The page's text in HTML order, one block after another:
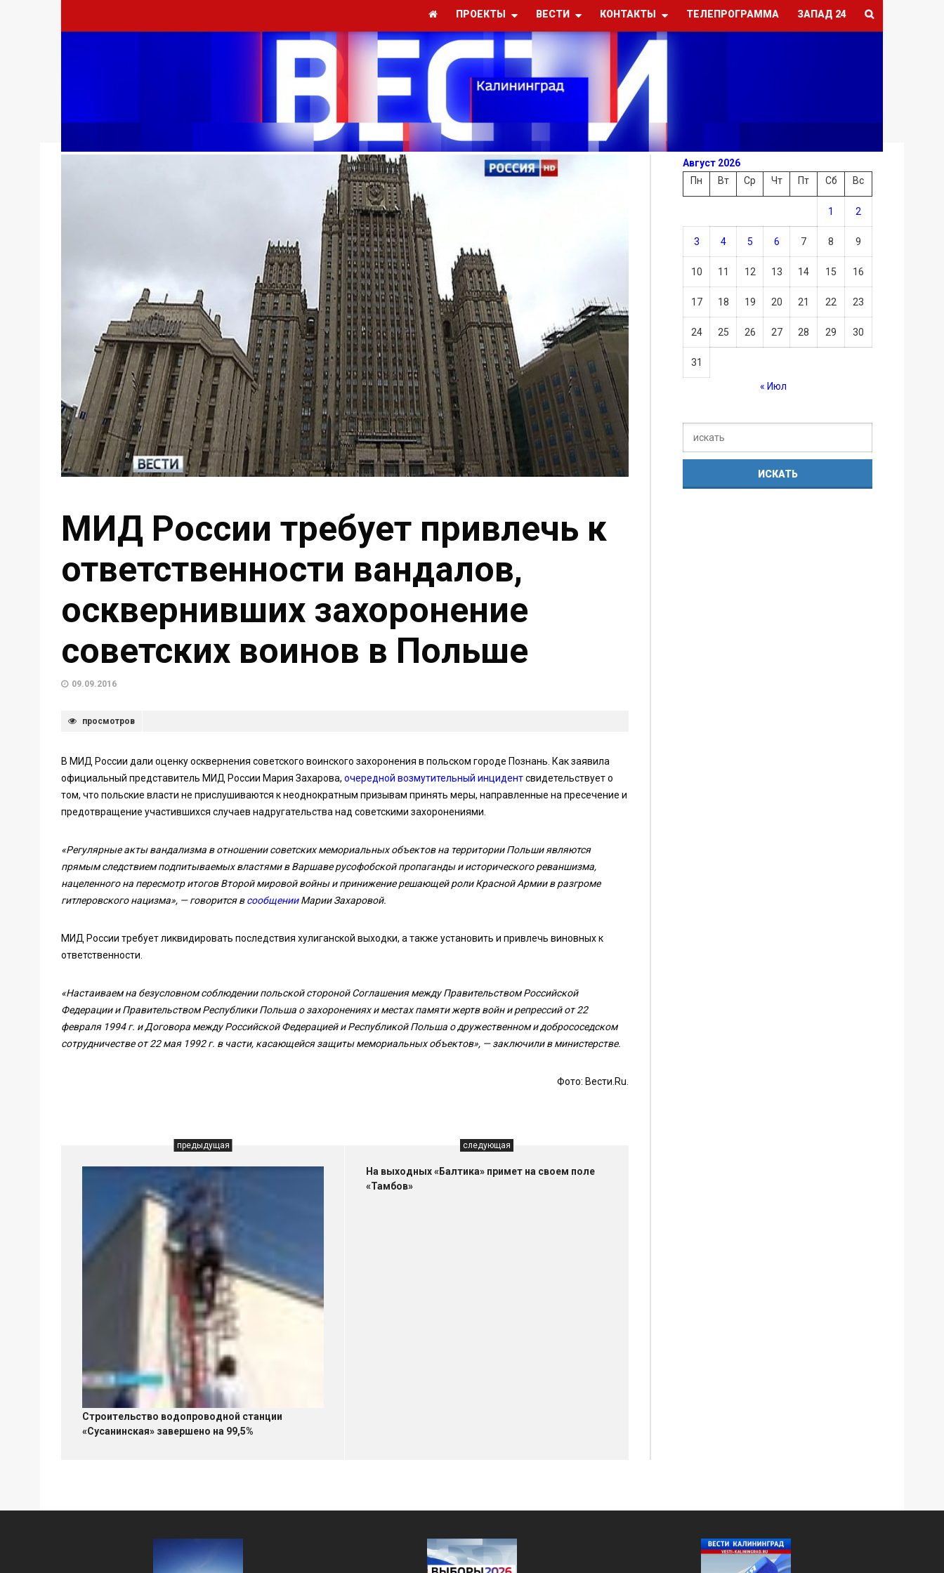
ПРОЕКТЫ ВЕСТИ КОНТАКТЫ ТЕЛЕПРОГРАММА ЗАПАД 24
МИД России требует привлечь к
ответственности вандалов,
осквернивших захоронение
советских воинов в Польше
09.09.2016
просмотров
В МИД России дали оценку осквернения советского воинского захоронения в польском городе Познань. Как заявила
официальный представитель МИД России Мария Захарова, очередной возмутительный инцидентсвидетельствует о
том, что польские власти не прислушиваются к неоднократным призывам принять меры, направленные на пресечение и
предотвращение участившихся случаев надругательства над советскими захоронениями.
«Регулярные акты вандализма в отношении советских мемориальных объектов на территории Польши являются
прямым следствием подпитываемых властями в Варшаве русофобской пропаганды и исторического реваншизма,
нацеленного на пересмотр итогов Второй мировой войны и принижение решающей роли Красной Армии в разгроме
гитлеровского нацизма», — говорится всообщенииМарии Захаровой.
МИД России требует ликвидировать последствия хулиганской выходки, а также установить и привлечь виновных к
ответственности.
«Настаиваем на безусловном соблюдении польской стороной Соглашения между Правительством Российской
Федерации и Правительством Республики Польша о захоронениях и местах памяти жертв войн и репрессий от 22
февраля 1994 г. и Договора между Российской Федерацией и Республикой Польша о дружественном и добрососедском
сотрудничестве от 22 мая 1992 г. в части, касающейся защиты мемориальных объектов», — заключили в министерстве.
Фото: Вести.Ru.
предыдущая
Строительство водопроводной станции
«Сусанинская» завершено на 99,5%
следующая
На выходных «Балтика» примет на своем поле
«Тамбов»
Август 2026
Пн
Вт Ср Чт Пт Сб Вс
1 2
3 4 5 6 7 8 9
10 11 12 13 14 15 16
17 18 19 20 21 22 23
24 25 26 27 28 29 30
31
« Июл